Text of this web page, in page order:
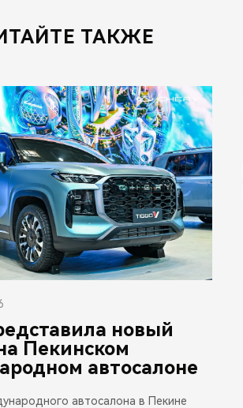
ТАКЖЕ
новый
Пекинском
автосалоне
автосалона в Пекине